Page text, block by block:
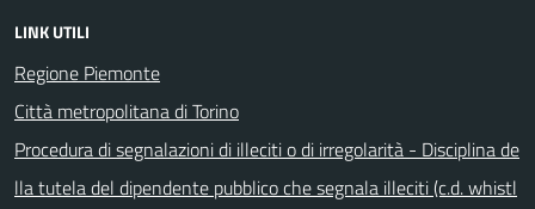
LINK UTILI
Regione Piemonte
Città metropolitana di Torino
Procedura di segnalazioni di illeciti o di irregolarità - Disciplina de
lla tutela del dipendente pubblico che segnala illeciti (c.d. whistl